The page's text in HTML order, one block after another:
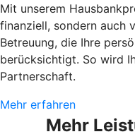
Mit unserem
finanziell, sondern auch
Betreuung, die Ihre
berücksichtigt. So wird
Partnerschaft.
Mehr erfahren
Mehr